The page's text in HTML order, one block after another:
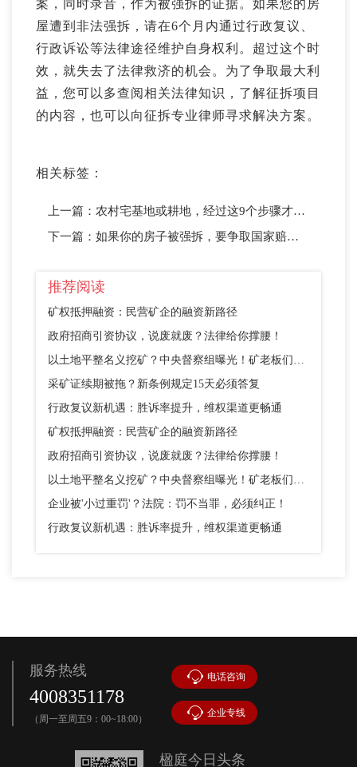
案，同时录音，作为被强拆的证据。如果您的房
屋遭到非法强拆，请在6个月内通过行政复议、
行政诉讼等法律途径维护自身权利。超过这个时
效，就失去了法律救济的机会。为了争取最大利
益，您可以多查阅相关法律知识，了解征拆项目
的内容，也可以向征拆专业律师寻求解决方案。
相关标签：
上一篇： 农村宅基地或耕地，经过这9个步骤才是合法征收，漏一步都违法
下一篇： 如果你的房子被强拆，要争取国家赔偿！不是给点拆迁补偿就行了
推荐阅读
矿权抵押融资：民营矿企的融资新路径
政府招商引资协议，说废就废？法律给你撑腰！
以土地平整名义挖矿？中央督察组曝光！矿老板们别踩这个坑
采矿证续期被拖？新条例规定15天必须答复
行政复议新机遇：胜诉率提升，维权渠道更畅通
矿权抵押融资：民营矿企的融资新路径
政府招商引资协议，说废就废？法律给你撑腰！
以土地平整名义挖矿？中央督察组曝光！矿老板们别踩这个坑
企业被'小过重罚'？法院：罚不当罪，必须纠正！
行政复议新机遇：胜诉率提升，维权渠道更畅通
服务热线
4008351178
（周一至周五9：00~18:00）
电话咨询
企业专线
楹庭今日头条